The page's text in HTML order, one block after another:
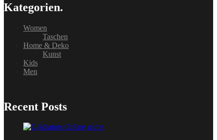
Kategorien.
Women
Taschen
Home & Deko
Kunst
Kids
Men
Recent Posts